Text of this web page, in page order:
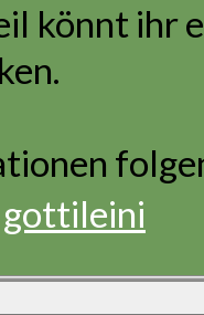
könnt ihr
gottileini